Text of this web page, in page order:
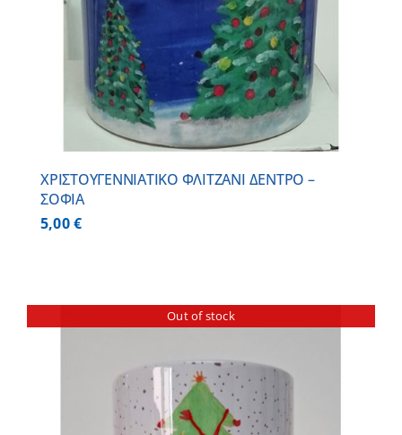
ΧΡΙΣΤΟΥΓΕΝΝΙΑΤΙΚΟ ΦΛΙΤΖΑΝΙ ΔΕΝΤΡΟ –
ΣΟΦΙΑ
5,00€
Out of stock